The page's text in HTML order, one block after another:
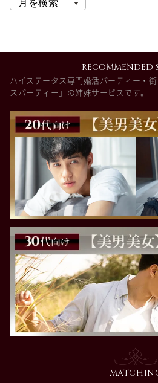
RECOMMENDED
ハイステータス専門婚活パーティー・
スパーティー」の姉妹サービスです。